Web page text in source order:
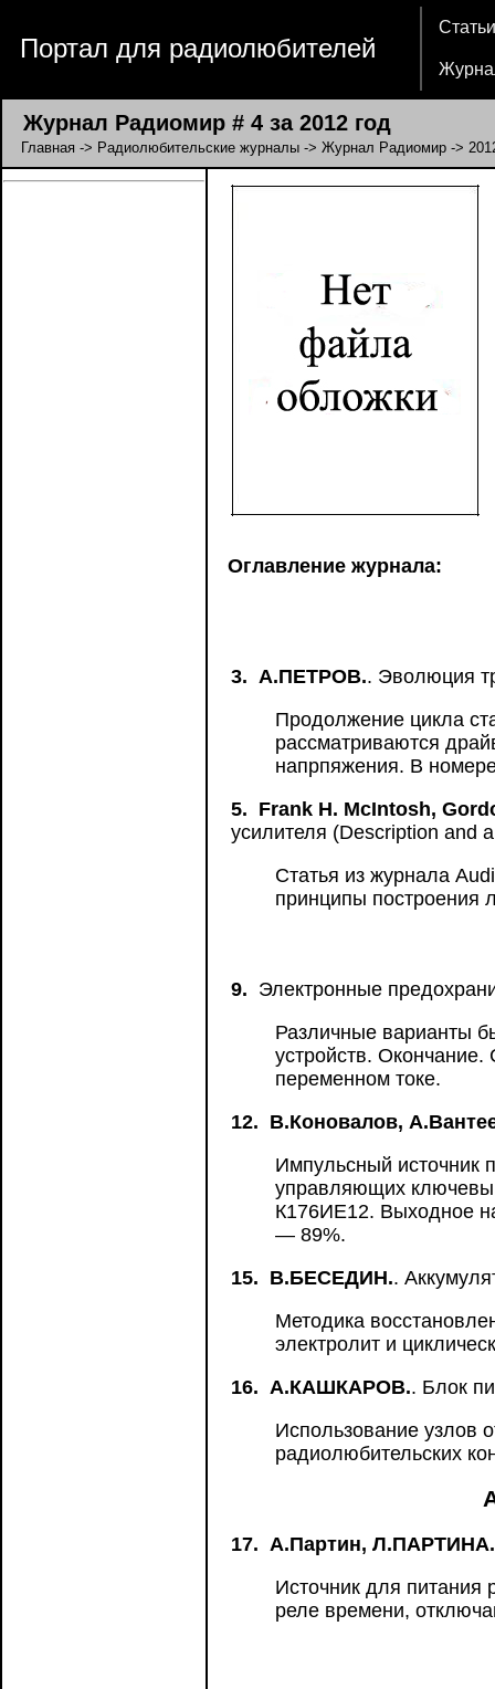
Портал для радиолюбителей
Статьи
Журнал Радиомир # 4 за 2012 год
Главная -> Радиолюбительские журналы -> Журнал Радиомир ->
Оглавление журнала:
3. А.ПЕТРОВ.. Эволюция
Продолжение цикла
рассматриваются
напрпяжения. В
5. Frank H. McIntosh,
усилителя (Description and
Статья из журнала
принципы построения
9. Электронные
Различные варианты
устройств.
переменном токе.
12. В.Коновалов,
Импульсный источник
управляющих
К176ИЕ12. Выходное
— 89%.
15. В.БЕСЕДИН..
Методика
электролит и
16. А.КАШКАРОВ.. Блок
Использование узлов
радиолюбительских
17. А.Партин, Л.ПАРТИНА.
Источник для
реле времени,